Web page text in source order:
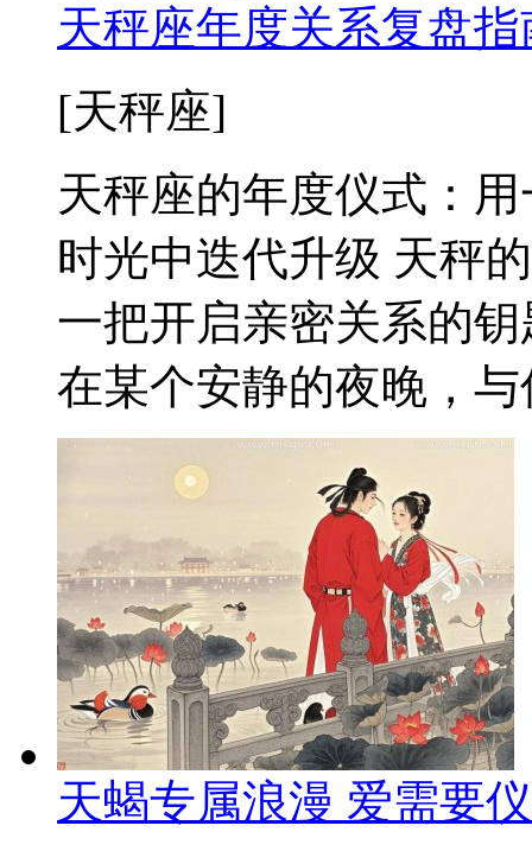
天秤座年度关系复盘
[天秤座]
天秤座的年度仪式：
时光中迭代升级 天秤
一把开启亲密关系的
在某个安静的夜晚，
天蝎专属浪漫 爱需要